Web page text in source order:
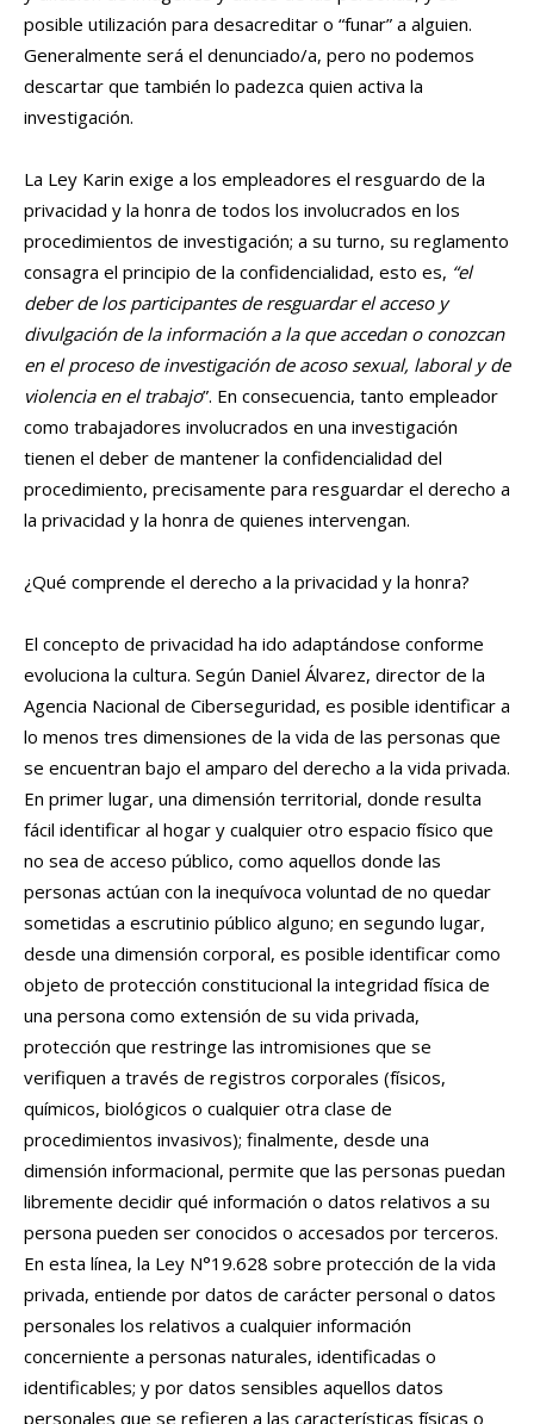
posible utilización para desacreditar o “funar” a alguien.
Generalmente será el denunciado/a, pero no podemos
descartar que también lo padezca quien activa la
investigación.
La Ley Karin exige a los empleadores el resguardo de la
privacidad y la honra de todos los involucrados en los
procedimientos de investigación; a su turno, su reglamento
consagra el principio de la confidencialidad, esto es, “el
deber de los participantes de resguardar el acceso y
divulgación de la información a la que accedan o conozcan
en el proceso de investigación de acoso sexual, laboral y de
violencia en el trabajo”. En consecuencia, tanto empleador
como trabajadores involucrados en una investigación
tienen el deber de mantener la confidencialidad del
procedimiento, precisamente para resguardar el derecho a
la privacidad y la honra de quienes intervengan.
¿Qué comprende el derecho a la privacidad y la honra?
El concepto de privacidad ha ido adaptándose conforme
evoluciona la cultura. Según Daniel Álvarez, director de la
Agencia Nacional de Ciberseguridad, es posible identificar a
lo menos tres dimensiones de la vida de las personas que
se encuentran bajo el amparo del derecho a la vida privada.
En primer lugar, una dimensión territorial, donde resulta
fácil identificar al hogar y cualquier otro espacio físico que
no sea de acceso público, como aquellos donde las
personas actúan con la inequívoca voluntad de no quedar
sometidas a escrutinio público alguno; en segundo lugar,
desde una dimensión corporal, es posible identificar como
objeto de protección constitucional la integridad física de
una persona como extensión de su vida privada,
protección que restringe las intromisiones que se
verifiquen a través de registros corporales (físicos,
químicos, biológicos o cualquier otra clase de
procedimientos invasivos); finalmente, desde una
dimensión informacional, permite que las personas puedan
libremente decidir qué información o datos relativos a su
persona pueden ser conocidos o accesados por terceros.
En esta línea, la Ley N°19.628 sobre protección de la vida
privada, entiende por datos de carácter personal o datos
personales los relativos a cualquier información
concerniente a personas naturales, identificadas o
identificables; y por datos sensibles aquellos datos
personales que se refieren a las características físicas o